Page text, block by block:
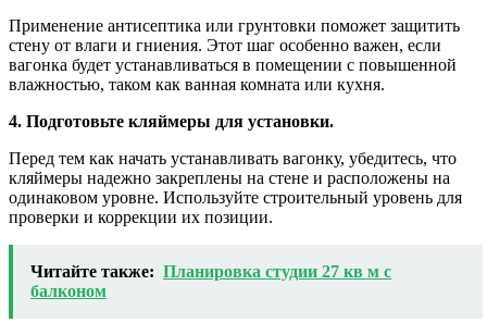
Применение антисептика или грунтовки поможет защитить
стену от влаги и гниения. Этот шаг особенно важен, если
вагонка будет устанавливаться в помещении с повышенной
влажностью, таком как ванная комната или кухня.
4. Подготовьте кляймеры для установки.
Перед тем как начать устанавливать вагонку, убедитесь, что
кляймеры надежно закреплены на стене и расположены на
одинаковом уровне. Используйте строительный уровень для
проверки и коррекции их позиции.
Читайте также: Планировка студии 27 кв м с
балконом